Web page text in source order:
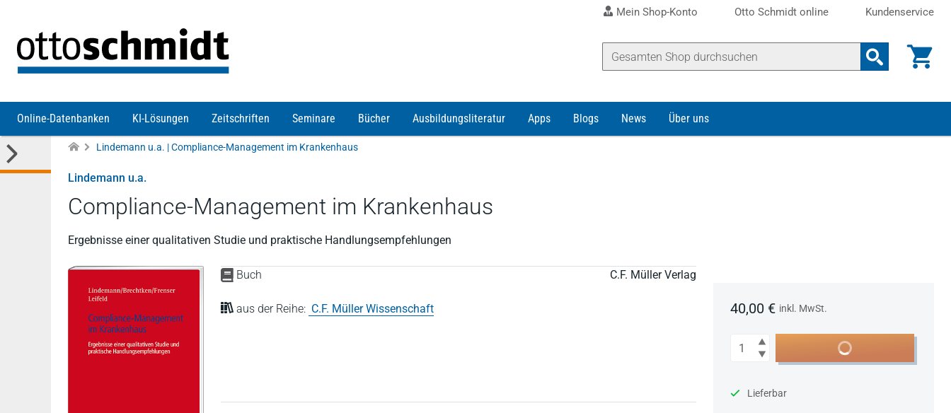
Mein Shop-Konto Otto Schmidt online Kundenservice
Online-Datenbanken KI-Lösungen Zeitschriften Seminare Bücher Ausbildungsliteratur Apps Blogs News Über uns
Lindemann u.a. | Compliance-Management im Krankenhaus
Lindemann u.a.
Compliance-Management im Krankenhaus
Ergebnisse einer qualitativen Studie und praktische Handlungsempfehlungen
Buch C.F. Müller Verlag
aus der Reihe: C.F. Müller Wissenschaft 40,00 € inkl. MwSt.
Anzahl In den Warenkorb
Lieferbar